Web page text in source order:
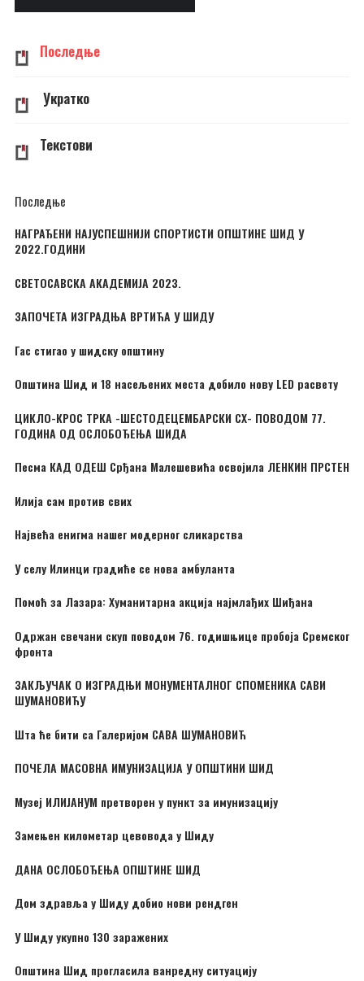
Последње
Укратко
Текстови
Последње
НАГРАЂЕНИ НАЈУСПЕШНИЈИ СПОРТИСТИ ОПШТИНЕ ШИД У
2022.ГОДИНИ
СВЕТОСАВСКА АКАДЕМИЈА 2023.
ЗАПОЧЕТА ИЗГРАДЊА ВРТИЋА У ШИДУ
Гас стигао у шидску општину
Општина Шид и 18 насељених места добило нову LED расвету
ЦИКЛО-КРОС ТРКА -ШЕСТОДЕЦЕМБАРСКИ CX- ПОВОДОМ 77.
ГОДИНА ОД ОСЛОБОЂЕЊА ШИДА
Песма КАД ОДЕШ Срђана Малешевића освојила ЛЕНКИН ПРСТЕН
Илија сам против свих
Највећа енигма нашег модерног сликарства
У селу Илинци градиће се нова амбуланта
Помоћ за Лазара: Хуманитарна акција најмлађих Шиђана
Одржан свечани скуп поводом 76. годишњице пробоја Сремског
фронта
ЗАКЉУЧАК О ИЗГРАДЊИ МОНУМЕНТАЛНОГ СПОМЕНИКА САВИ
ШУМАНОВИЋУ
Шта ће бити са Галеријом САВА ШУМАНОВИЋ
ПОЧЕЛА МАСОВНА ИМУНИЗАЦИЈА У ОПШТИНИ ШИД
Музеј ИЛИЈАНУМ претворен у пункт за имунизацију
Замењен километар цевовода у Шиду
ДАНА ОСЛОБОЂЕЊА ОПШТИНЕ ШИД
Дом здравља у Шиду добио нови рендген
У Шиду укупно 130 заражених
Општина Шид прогласила ванредну ситуацију